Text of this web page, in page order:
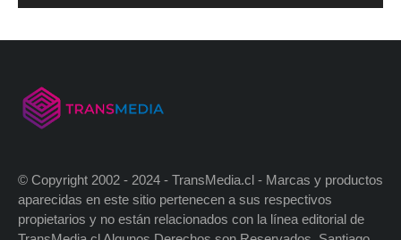
© Copyright 2002 - 2024 - TransMedia.cl - Marcas y productos
aparecidas en este sitio pertenecen a sus respectivos
propietarios y no están relacionados con la línea editorial de